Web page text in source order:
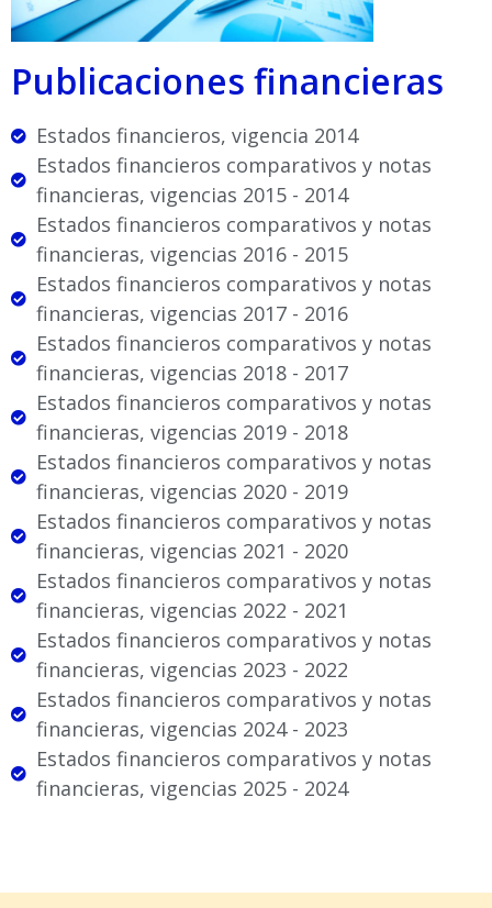
Publicaciones financieras
Estados financieros, vigencia 2014
Estados financieros comparativos y notas
financieras, vigencias 2015 - 2014
Estados financieros comparativos y notas
financieras, vigencias 2016 - 2015
Estados financieros comparativos y notas
financieras, vigencias 2017 - 2016
Estados financieros comparativos y notas
financieras, vigencias 2018 - 2017
Estados financieros comparativos y notas
financieras, vigencias 2019 - 2018
Estados financieros comparativos y notas
financieras, vigencias 2020 - 2019
Estados financieros comparativos y notas
financieras, vigencias 2021 - 2020
Estados financieros comparativos y notas
financieras, vigencias 2022 - 2021
Estados financieros comparativos y notas
financieras, vigencias 2023 - 2022
Estados financieros comparativos y notas
financieras, vigencias 2024 - 2023
Estados financieros comparativos y notas
financieras, vigencias 2025 - 2024